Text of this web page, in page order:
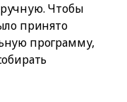
Чтобы
принято
программу,